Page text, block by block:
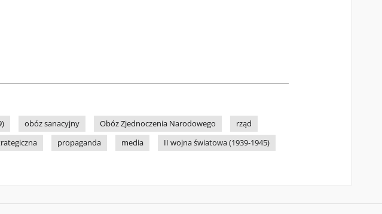
obóz sanacyjny Obóz Zjednoczenia Narodowego
rząd
propaganda media II wojna światowa (1939-1945)